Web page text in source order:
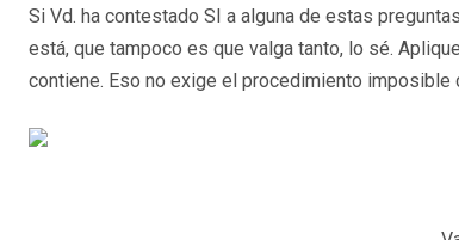
Si Vd. ha contestado SI a alguna de estas
está, que tampoco es que valga tanto, lo sé.
contiene. Eso no exige el procedimiento